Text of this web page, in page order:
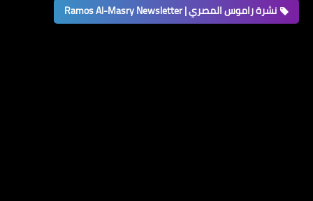
نشرة راموس المصري | Ramos Al-Masry Newsletter